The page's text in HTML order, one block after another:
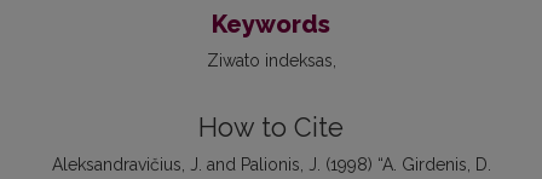
Keywords
Ziwato indeksas
How to Cite
Aleksandravičius, J. and Palionis, J. (1998) “A. Girdenis, D.